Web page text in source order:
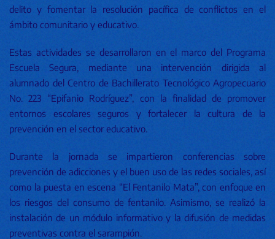
delito y fomentar la resolución pacífica de conflictos en el
ámbito comunitario y educativo.
Estas actividades se desarrollaron en el marco del Programa
Escuela Segura, mediante una intervención dirigida al
alumnado del Centro de Bachillerato Tecnológico Agropecuario
No. 223 “Epifanio Rodríguez”, con la finalidad de promover
entornos escolares seguros y fortalecer la cultura de la
prevención en el sector educativo.
Durante la jornada se impartieron conferencias sobre
prevención de adicciones y el buen uso de las redes sociales, así
como la puesta en escena “El Fentanilo Mata”, con enfoque en
los riesgos del consumo de fentanilo. Asimismo, se realizó la
instalación de un módulo informativo y la difusión de medidas
preventivas contra el sarampión.